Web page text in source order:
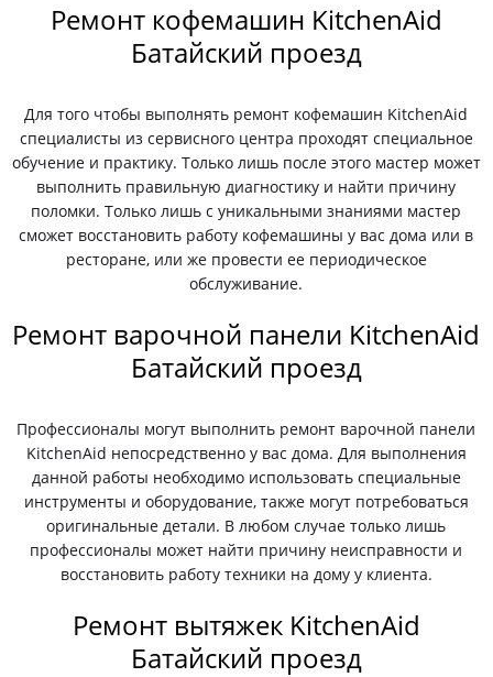
Ремонт кофемашин KitchenAid
Батайский проезд
Для того чтобы выполнять ремонт кофемашин KitchenAid
специалисты из сервисного центра проходят специальное
обучение и практику. Только лишь после этого мастер может
выполнить правильную диагностику и найти причину
поломки. Только лишь с уникальными знаниями мастер
сможет восстановить работу кофемашины у вас дома или в
ресторане, или же провести ее периодическое
обслуживание.
Ремонт варочной панели KitchenAid
Батайский проезд
Профессионалы могут выполнить ремонт варочной панели
KitchenAid непосредственно у вас дома. Для выполнения
данной работы необходимо использовать специальные
инструменты и оборудование, также могут потребоваться
оригинальные детали. В любом случае только лишь
профессионалы может найти причину неисправности и
восстановить работу техники на дому у клиента.
Ремонт вытяжек KitchenAid
Батайский проезд